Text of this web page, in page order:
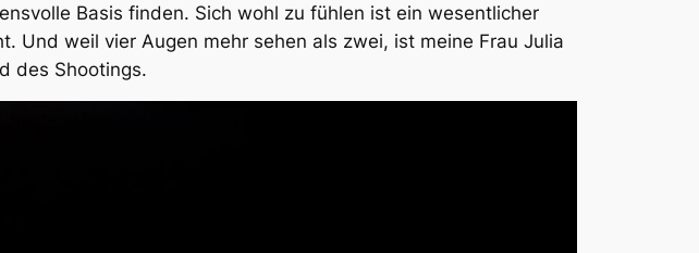
Basis finden. Sich wohl zu fühlen ist ein wesentlicher
Und weil vier Augen mehr sehen als zwei, ist meine Frau Julia
des Shootings.